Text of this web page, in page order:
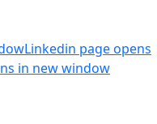
Linkedin page opens
in new window